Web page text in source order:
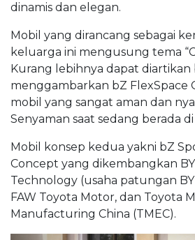
dinamis dan elegan.
Mobil yang dirancang sebagai
keluarga ini mengusung tema
Kurang lebihnya dapat diartikan
menggambarkan bZ FlexSpace
mobil yang sangat aman dan
Senyaman saat sedang berada
Mobil konsep kedua yakni bZ
Concept yang dikembangkan
Technology (usaha patungan
FAW Toyota Motor, dan Toyota
Manufacturing China (TMEC).